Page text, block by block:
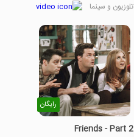
تلوزیون و سینما
رایگان
Friends - Part 2